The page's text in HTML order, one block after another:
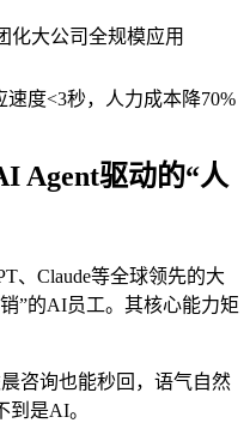
化大公司全规模应用
速度<3秒，人力成本降70%
Agent驱动的“人
、Claude等全球领先的大
”的AI员工。其核心能力矩
咨询也能秒回，语气自然
到是AI。